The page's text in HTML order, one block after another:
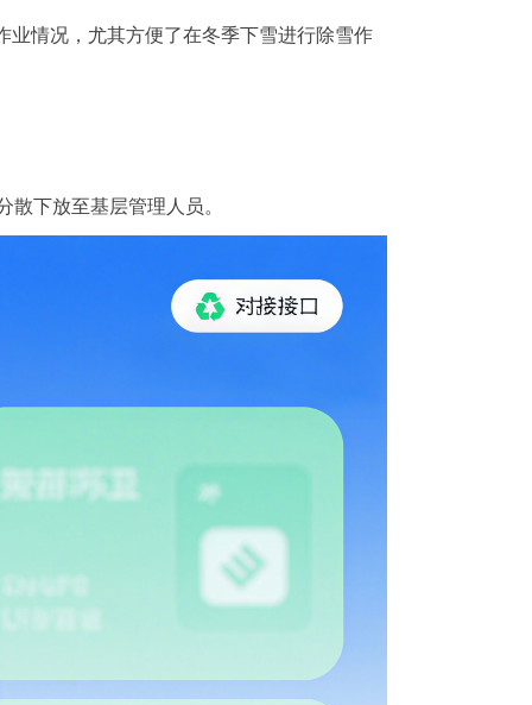
情况，尤其方便了在冬季下雪进行除雪作
下放至基层管理人员。